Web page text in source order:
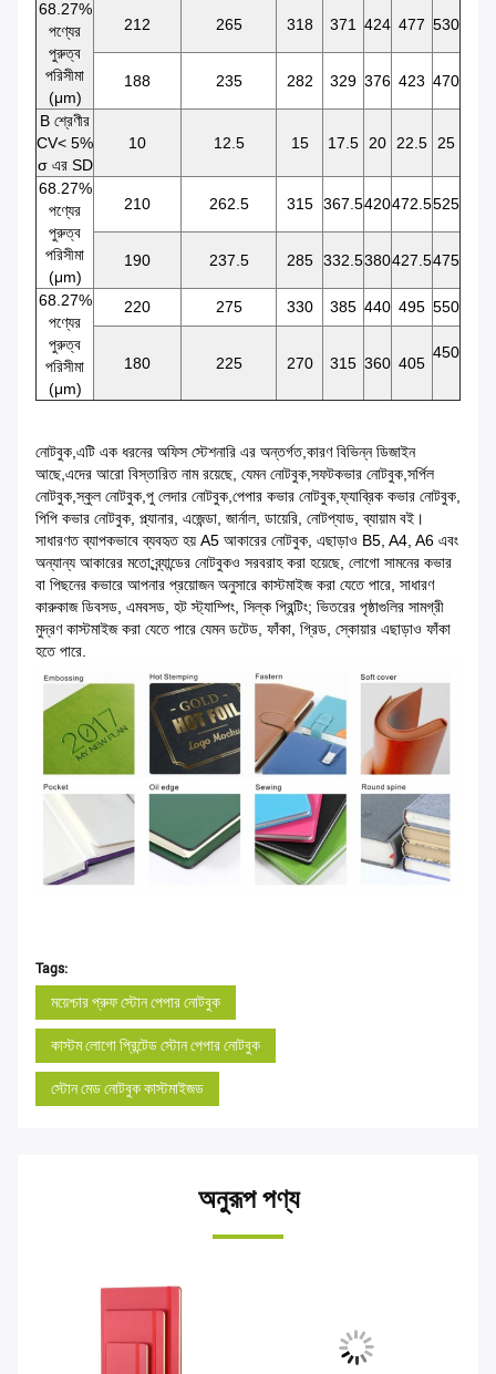
68.27%
পণ্যের
পুরুত্ব
পরিসীমা
(μm)
212 265 318 371 424 477 530
188 235 282 329 376 423 470
B শ্রেণীর
CV< 5%
σ এর SD
10 12.5 15 17.5 20 22.5 25
68.27%
পণ্যের
পুরুত্ব
পরিসীমা
(μm)
210 262.5 315 367.5420472.5525
190 237.5 285 332.5380427.5475
68.27%
পণ্যের
পুরুত্ব
পরিসীমা
(μm)
220 275 330 385 440 495 550
180 225 270 315 360 405
450
নোটবুক,এটি এক ধরনের অফিস স্টেশনারি এর অন্তর্গত,কারণ বিভিন্ন ডিজাইন
আছে,এদের আরো বিস্তারিত নাম রয়েছে, যেমন নোটবুক,সফটকভার নোটবুক,সর্পিল
নোটবুক,স্কুল নোটবুক,পু লেদার নোটবুক,পেপার কভার নোটবুক,ফ্যাব্রিক কভার নোটবুক,
পিপি কভার নোটবুক, প্ল্যানার, এজেন্ডা, জার্নাল, ডায়েরি, নোটপ্যাড, ব্যায়াম বই।
সাধারণত ব্যাপকভাবে ব্যবহৃত হয় A5 আকারের নোটবুক, এছাড়াও B5, A4, A6 এবং
অন্যান্য আকারের মতো;ব্র্যান্ডের নোটবুকও সরবরাহ করা হয়েছে, লোগো সামনের কভার
বা পিছনের কভারে আপনার প্রয়োজন অনুসারে কাস্টমাইজ করা যেতে পারে, সাধারণ
কারুকাজ ডিবসড, এমবসড, হট স্ট্যাম্পিং, সিল্ক প্রিন্টিং; ভিতরের পৃষ্ঠাগুলির সামগ্রী
মুদ্রণ কাস্টমাইজ করা যেতে পারে যেমন ডটেড, ফাঁকা, গ্রিড, স্কোয়ার এছাড়াও ফাঁকা
হতে পারে.
Tags:
ময়েশ্চার প্রুফ স্টোন পেপার নোটবুক
কাস্টম লোগো প্রিন্টেড স্টোন পেপার নোটবুক
স্টোন মেড নোটবুক কাস্টমাইজড
অনুরূপ পণ্য